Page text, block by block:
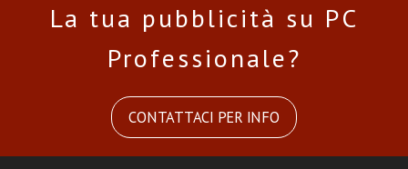
La tua pubblicità su PC
Professionale?
CONTATTACI PER INFO